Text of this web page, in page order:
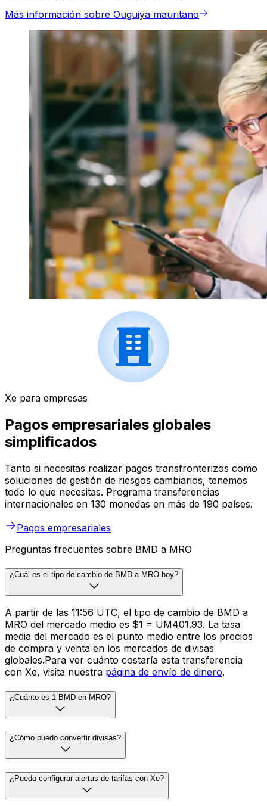
Más información sobre Ouguiya mauritano
Xe para empresas
Pagos empresariales globales
simplificados
Tanto si necesitas realizar pagos transfronterizos como
soluciones de gestión de riesgos cambiarios, tenemos
todo lo que necesitas. Programa transferencias
internacionales en 130 monedas en más de 190 países.
Pagos empresariales
Preguntas frecuentes sobre BMD a MRO
¿Cuál es el tipo de cambio de BMD a MRO hoy?
A partir de las 11:56 UTC, el tipo de cambio de BMD a
MRO del mercado medio es $1 = UM401.93. La tasa
media del mercado es el punto medio entre los precios
de compra y venta en los mercados de divisas
globales.Para ver cuánto costaría esta transferencia
con Xe, visita nuestra página de envío de dinero.
¿Cuánto es 1 BMD en MRO?
¿Cómo puedo convertir divisas?
¿Puedo configurar alertas de tarifas con Xe?